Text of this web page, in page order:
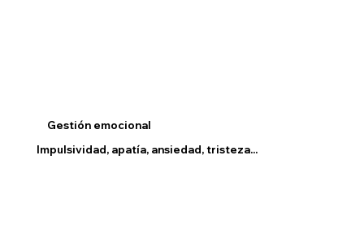
Gestión emocional
Impulsividad, apatía, ansiedad, tristeza...